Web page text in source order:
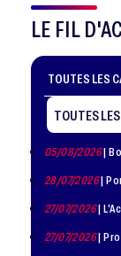
LE FIL
TOUTES
05/08/2026| Boutique officielle : Nouvelles gammes
28/07/2026| Portrait de Georges Pfeifer (président de 1981
27/07/2026|
27/07/2026|